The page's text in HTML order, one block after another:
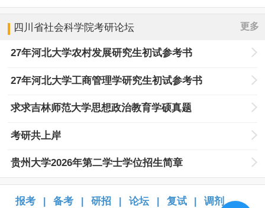
四川省社会科学院考研论坛 更多
27年河北大学农村发展研究生初试参考书
27年河北大学工商管理学研究生初试参考书
求求吉林师范大学思想政治教育学硕真题
考研共上岸
贵州大学2026年第二学士学位招生简章
报考 备考 研招 论坛 复试 调剂